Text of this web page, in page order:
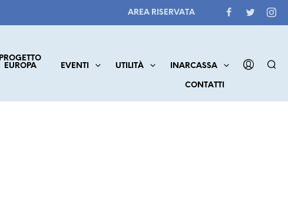
AREA RISERVATA
PROGETTO
EUROPA
EVENTI UTILITÀ INARCASSA
CONTATTI